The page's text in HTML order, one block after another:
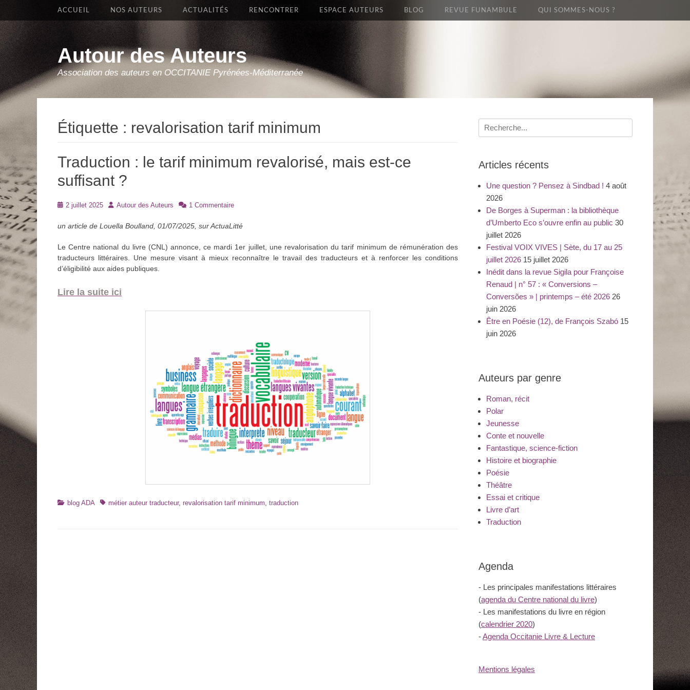
Autour des Auteurs
Association des auteurs en OCCITANIE Pyrénées-Méditerranée
Premier Menu
Aller
ACCUEIL NOS AUTEURS ACTUALITÉS RENCONTRER ESPACE AUTEURS BLOG REVUE FUNAMBULE QUI SOMMES-NOUS ?
Étiquette : revalorisation tarif minimum
Traduction : le tarif minimum revalorisé, mais est-ce
suffisant ?
Posté2 juillet 2025 Auteur
Autour des Auteurs 1 Commentaire
un article de Louella Boulland, 01/07/2025, sur ActuaLitté
Le Centre national du livre (CNL) annonce, ce mardi 1er juillet, une revalorisation du tarif minimum de rémunération des
traducteurs littéraires. Une mesure visant à mieux reconnaître le travail des traducteurs et à renforcer les conditions
d’éligibilité aux aides publiques.
Lire la suite ici
Catégories
blog ADA Tagsmétier auteur traducteur, revalorisation tarif minimum, traduction
Recherche
pour
Articles récents
Une question ? Pensez à Sindbad ! 4 août
2026
De Borges à Superman : la bibliothèque
d’Umberto Eco s’ouvre enfin au public 30
juillet 2026
Festival VOIX VIVES | Sète, du 17 au 25
juillet 2026 15 juillet 2026
Inédit dans la revue Sigila pour Françoise
Renaud | n° 57 : « Conversions –
Conversões » | printemps – été 2026 26
juin 2026
Être en Poésie (12), de François Szabó 15
juin 2026
Auteurs par genre
Roman, récit
Polar
Jeunesse
Conte et nouvelle
Fantastique, science-fiction
Histoire et biographie
Poésie
Théâtre
Essai et critique
Livre d’art
Traduction
Agenda
- Les principales manifestations littéraires
(agenda du Centre national du livre)
- Les manifestations du livre en région
(calendrier 2020)
-Agenda Occitanie Livre & Lecture
Mentions légales